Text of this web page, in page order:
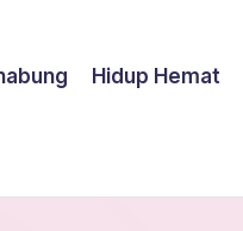
Hidup Hemat